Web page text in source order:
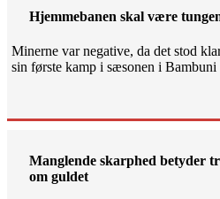
Hjemmebanen skal være
Minerne var negative, da det stod
sin første kamp i sæsonen i
Manglende skarphed betyder
om guldet